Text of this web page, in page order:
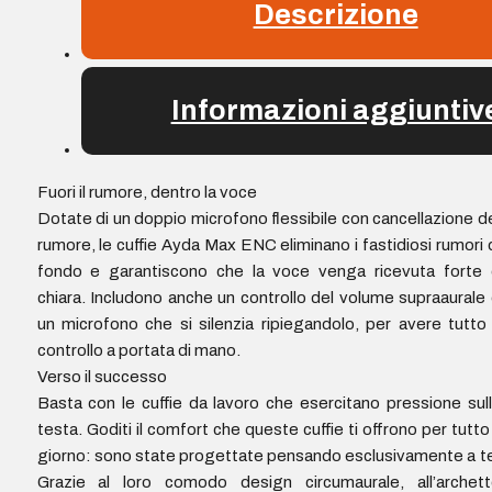
Descrizione
Informazioni
Fuori il rumore, dentro la voce
Dotate di un doppio microfono flessibile con cancellazione
rumore, le cuffie Ayda Max ENC eliminano i fastidiosi rumori
fondo e garantiscono che la voce venga ricevuta forte
chiara. Includono anche un controllo del volume supraaurale
un microfono che si silenzia ripiegandolo, per avere tutto
controllo a portata di mano.
Verso il successo
Basta con le cuffie da lavoro che esercitano pressione
testa. Goditi il comfort che queste cuffie ti offrono per tutto
giorno: sono state progettate pensando esclusivamente a
Grazie al loro comodo design circumaurale,